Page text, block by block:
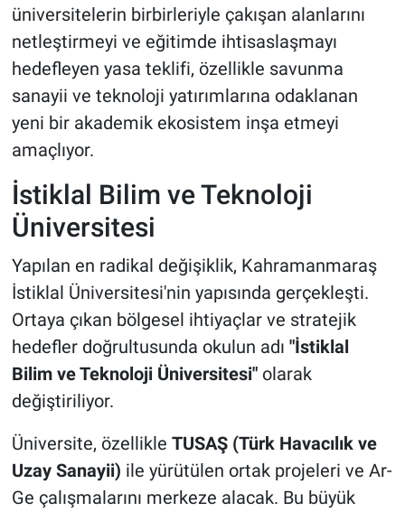
üniversitelerin birbirleriyle çakışan alanlarını
netleştirmeyi ve eğitimde ihtisaslaşmayı
hedefleyen yasa teklifi, özellikle savunma
sanayii ve teknoloji yatırımlarına odaklanan
yeni bir akademik ekosistem inşa etmeyi
amaçlıyor.
İstiklal Bilim ve Teknoloji
Üniversitesi
Yapılan en radikal değişiklik, Kahramanmaraş
İstiklal Üniversitesi'nin yapısında gerçekleşti.
Ortaya çıkan bölgesel ihtiyaçlar ve stratejik
hedefler doğrultusunda okulun adı "İstiklal
Bilim ve Teknoloji Üniversitesi"olarak
değiştiriliyor.
Üniversite, özellikle TUSAŞ (Türk Havacılık ve
Uzay Sanayii) ile yürütülen ortak projeleri ve Ar-
Ge çalışmalarını merkeze alacak. Bu büyük